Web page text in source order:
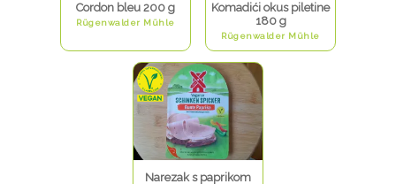
Cordon bleu 200 g
Rügenwalder Mühle
Komadići okus piletine
180 g
Rügenwalder Mühle
Narezak s paprikom